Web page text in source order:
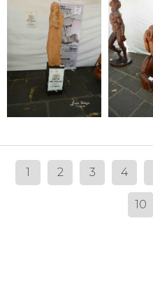
1 2 3 4
10